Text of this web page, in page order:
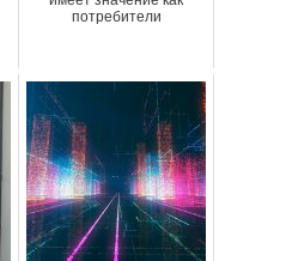
потребители